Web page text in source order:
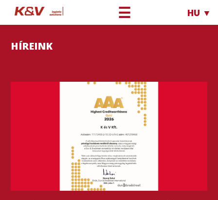
☰ HU ▼
HÍREINK